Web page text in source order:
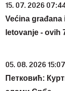
15. 07. 2026
Većina
letovanje - ovih
05. 08. 2026 15:07
Петковић: